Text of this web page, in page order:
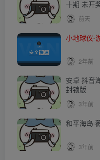
十期 未开
前天
小地球仪-
2年前
安卓 抖音
封锁版
3年前
和平海岛·
3年前